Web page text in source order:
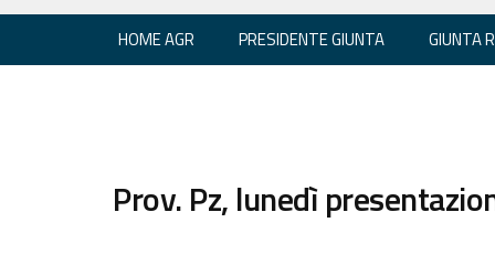
HOME AGR PRESIDENTE GIUNTA GIUNTA
Prov. Pz, lunedì